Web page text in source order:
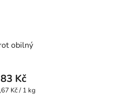
obilný
83 Kč
Kč / 1 kg